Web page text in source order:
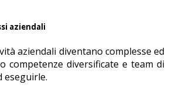
aziendali
aziendali diventano complesse ed
competenze diversificate e team di
eseguirle.